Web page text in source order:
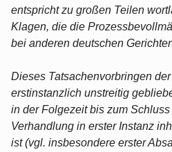
entspricht zu großen Teilen
Klagen, die die
bei anderen deutschen
Dieses Tatsachenvorbringen
erstinstanzlich unstreitig
in der Folgezeit bis zum
Verhandlung in erster Instanz
ist (vgl. insbesondere erster